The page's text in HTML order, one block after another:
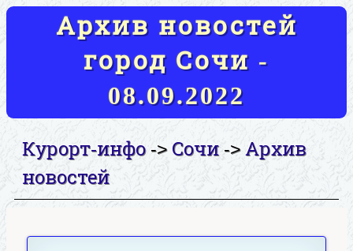
Архив новостей
город Сочи -
08.09.2022
Курорт-инфо-> Сочи->Архив
новостей